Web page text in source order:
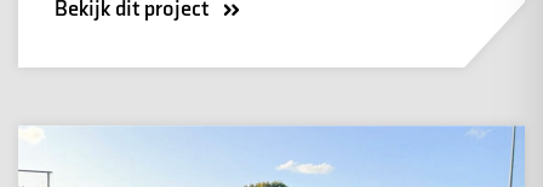
Bekijk dit project